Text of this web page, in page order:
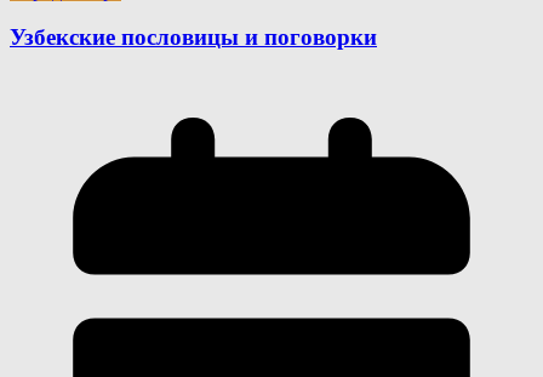
Узбекские пословицы и поговорки